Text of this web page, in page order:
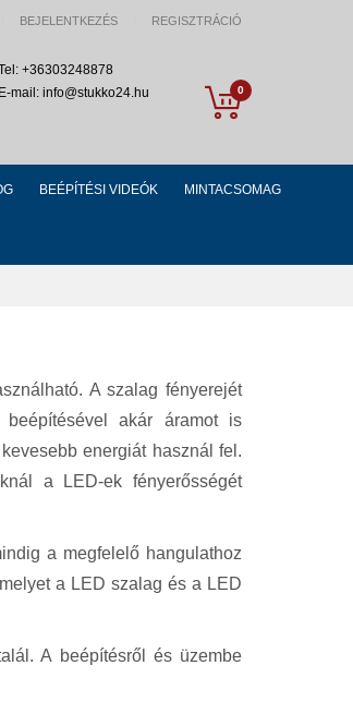
BEJELENTKEZÉS REGISZTRÁCIÓ
My Cart
0
+36303248878
E-mail: info@stukko24.hu
BEÉPÍTÉSI VIDEÓK MINTACSOMAG
A szalag fényerejét
akár áramot is
energiát használ fel.
a LED-ek fényerősségét
a megfelelő hangulathoz
a LED szalag és a LED
A beépítésről és üzembe